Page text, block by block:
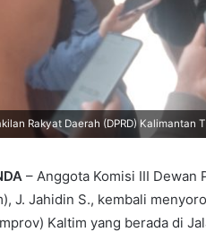
Rakyat Daerah (DPRD) Kalimantan
– Anggota Komisi III Dewan
J. Jahidin S., kembali
Kaltim yang berada di